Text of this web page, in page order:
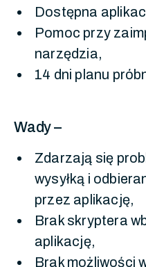
Dostępna
Pomoc przy
narzędzia,
14 dni planu
Wady –
Zdarzają się
wysyłką i
przez aplikację,
Brak skryptera
aplikację,
Brak możliwości